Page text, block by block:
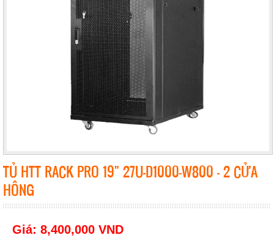
TỦ HTT RACK PRO 19" 27U-D1000-W800 - 2 CỬA
HÔNG
Giá: 8,400,000 VND